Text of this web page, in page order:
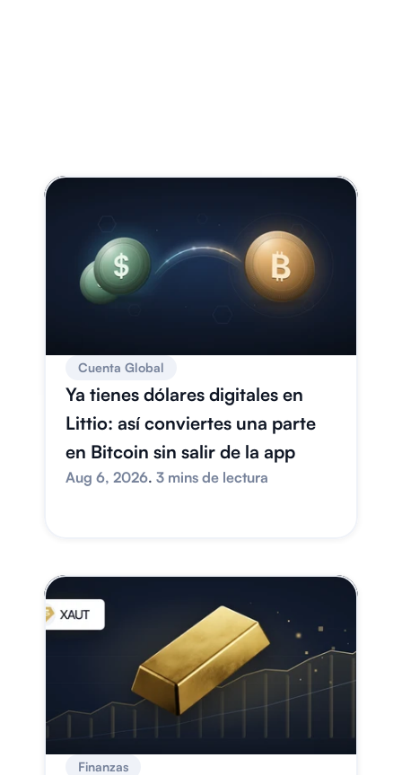
Cuenta Global
Ya tienes dólares digitales en
Littio: así conviertes una parte
en Bitcoin sin salir de la app
Aug 6, 2026. 3 mins de lectura
Finanzas
Help
Open account